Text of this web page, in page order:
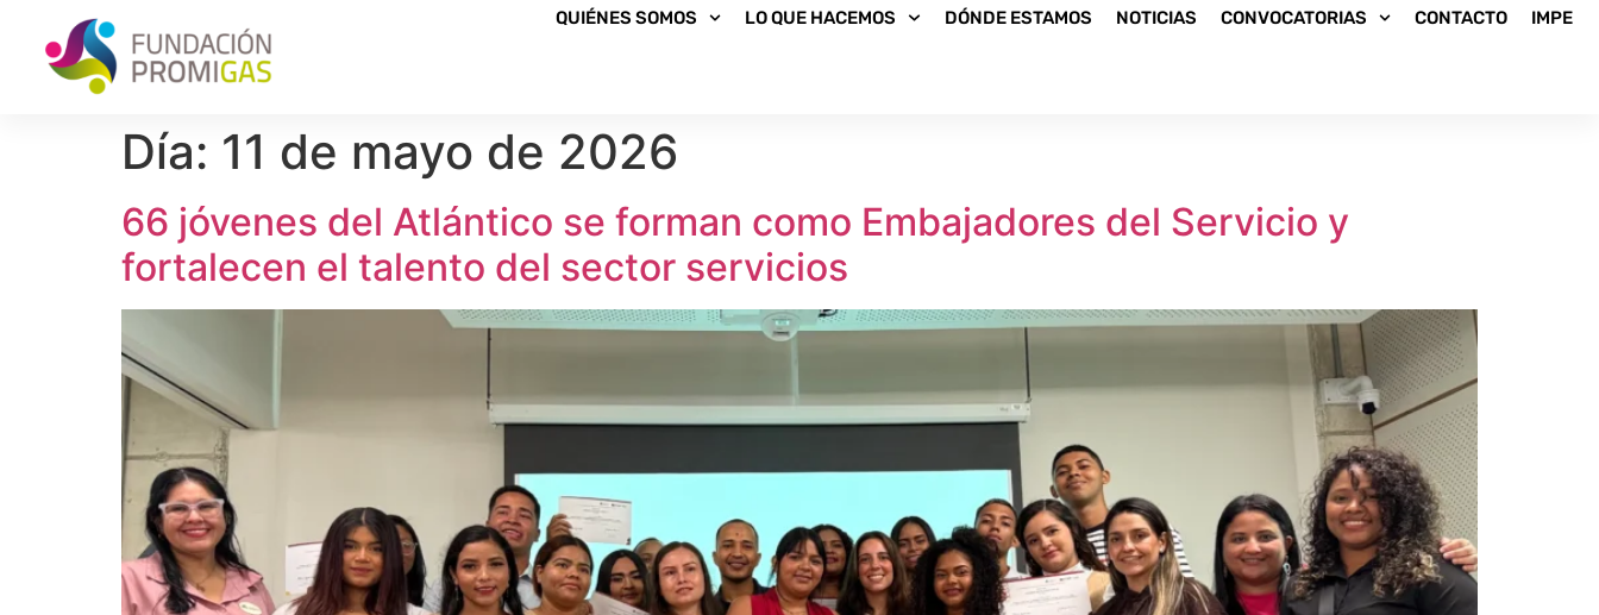
QUIÉNES SOMOS LO QUE HACEMOS DÓNDE ESTAMOS NOTICIAS CONVOCATORIAS CONTACTO IMPE
Día: 11 de mayo de 2026
66 jóvenes del Atlántico se forman como Embajadores del Servicio y
fortalecen el talento del sector servicios